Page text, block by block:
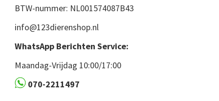
BTW-nummer: NL001574087B43
info@123dierenshop.nl
WhatsApp Berichten Service:
Maandag-Vrijdag 10:00/17:00
070-2211497